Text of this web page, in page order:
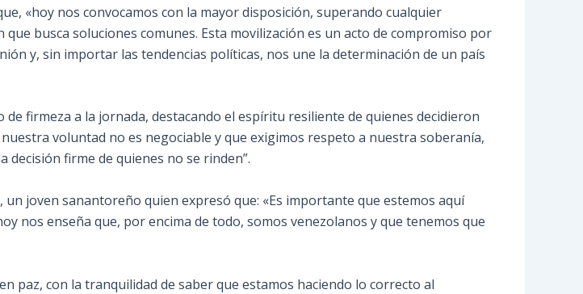
«hoy nos convocamos con la mayor disposición, superando cualquier
busca soluciones comunes. Esta movilización es un acto de compromiso por
y, sin importar las tendencias políticas, nos une la determinación de un país
firmeza a la jornada, destacando el espíritu resiliente de quienes decidieron
voluntad no es negociable y que exigimos respeto a nuestra soberanía,
firme de quienes no se rinden”.
joven sanantoreño quien expresó que: «Es importante que estemos aquí
nos enseña que, por encima de todo, somos venezolanos y que tenemos que
paz, con la tranquilidad de saber que estamos haciendo lo correcto al